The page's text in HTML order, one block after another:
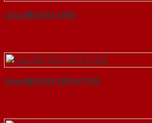
Cửa ABS KOS 101D
Cửa ABS KOS 101F K1129